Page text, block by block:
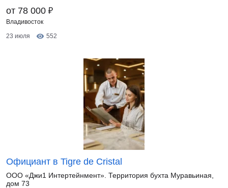
от 78 000 ₽
Владивосток
23 июля
552
Официант в Tigre de Cristal
ООО «Джи1 Интертейнмент». Территория бухта Муравьиная,
дом 73